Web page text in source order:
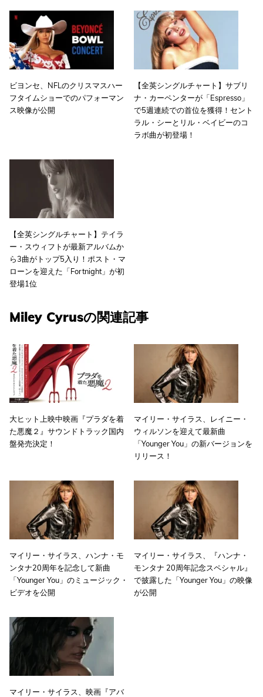
ビヨンセ、NFLのクリスマスハー
フタイムショーでのパフォーマン
ス映像が公開
【全英シングルチャート】サブリ
ナ・カーペンターが「Espresso」
で5週連続での首位を獲得！セント
ラル・シーとリル・ベイビーのコ
ラボ曲が初登場！
【全英シングルチャート】テイラ
ー・スウィフトが最新アルバムか
ら3曲がトップ5入り！ポスト・マ
ローンを迎えた「Fortnight」が初
登場1位
Miley Cyrusの関連記事
大ヒット上映中映画『プラダを着
た悪魔２』サウンドトラック国内
盤発売決定！
マイリー・サイラス、レイニー・
ウィルソンを迎えて最新曲
「Younger You」の新バージョンを
リリース！
マイリー・サイラス、ハンナ・モ
ンタナ20周年を記念して新曲
「Younger You」のミュージック・
ビデオを公開
マイリー・サイラス、『ハンナ・
モンタナ 20周年記念スペシャル』
で披露した「Younger You」の映像
が公開
マイリー・サイラス、映画『アバ